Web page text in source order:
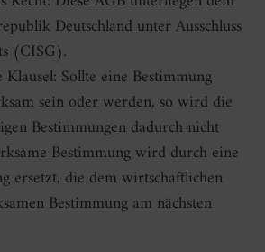
Deutschland unter Ausschluss
(CISG).
Sollte eine Bestimmung
sein oder werden, so wird die
Bestimmungen dadurch nicht
Bestimmung wird durch eine
ersetzt, die dem wirtschaftlichen
Bestimmung am nächsten